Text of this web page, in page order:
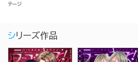
テージ
シリーズ作品